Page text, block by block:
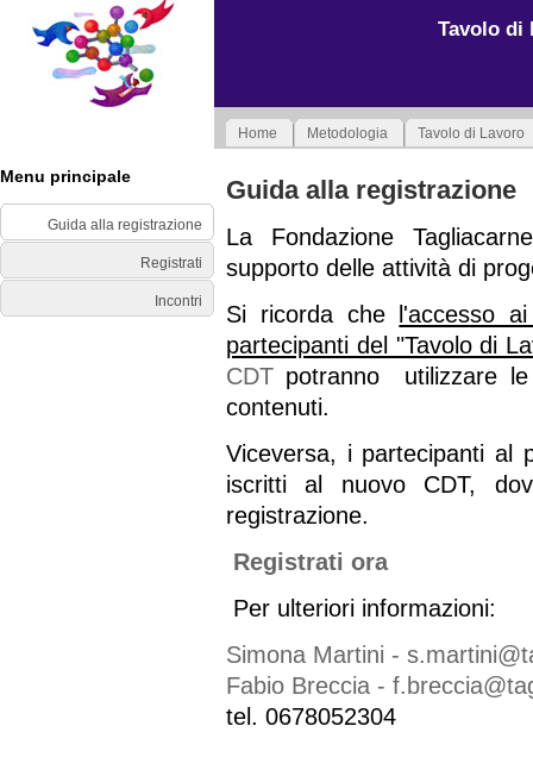
Tavolo di
Home Metodologia Tavolo di Lavoro
Menu principale
Guida alla registrazione
Registrati
Incontri
Guida alla registrazione
La Fondazione
supporto delle attività di
Si ricorda che
l'accesso
partecipanti del "Tavolo di
CDT potranno utilizzare le
contenuti.
Viceversa, i partecipanti al
iscritti al nuovo CDT,
registrazione.
Registrati ora
Per ulteriori informazioni:
Simona Martini -
Fabio Breccia -
tel. 0678052304